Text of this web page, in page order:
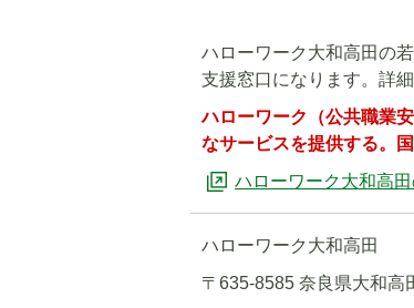
ハローワーク大和高田の
支援窓口になります。詳
ハローワーク（公共職業
なサービスを提供する。
ハローワーク大和高
ハローワーク大和高田
〒635-8585 奈良県大和高